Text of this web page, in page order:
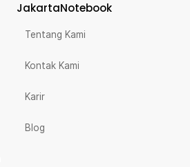
JakartaNotebook
Tentang Kami
Kontak Kami
Karir
Blog